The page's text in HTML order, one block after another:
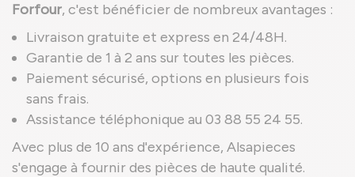
Forfour, c'est bénéficier de nombreux avantages :
Livraison gratuite et express en 24/48H.
Garantie de 1 à 2 ans sur toutes les pièces.
Paiement sécurisé, options en plusieurs fois
sans frais.
Assistance téléphonique au 03 88 55 24 55.
Avec plus de 10 ans d'expérience, Alsapieces
s'engage à fournir des pièces de haute qualité.